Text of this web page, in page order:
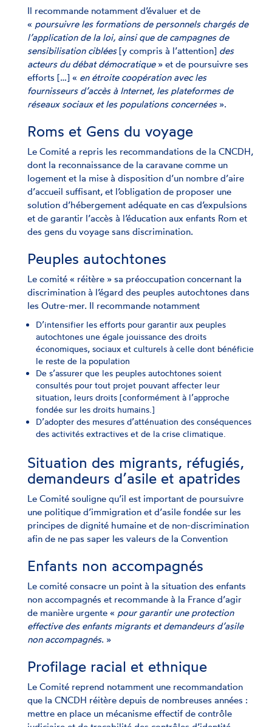
Il recommande notamment d’évaluer et de
« poursuivre les formations de personnels chargés de
l’application de la loi, ainsi que de campagnes de
sensibilisation ciblées[y compris à l’attention] des
acteurs du débat démocratique» et de poursuivre ses
efforts […] « en étroite coopération avec les
fournisseurs d’accès à Internet, les plateformes de
réseaux sociaux et les populations concernées».
Roms et Gens du voyage
Le Comité a repris les recommandations de la CNCDH,
dont la reconnaissance de la caravane comme un
logement et la mise à disposition d’un nombre d’aire
d’accueil suffisant, et l’obligation de proposer une
solution d’hébergement adéquate en cas d’expulsions
et de garantir l’accès à l’éducation aux enfants Rom et
des gens du voyage sans discrimination.
Peuples autochtones
Le comité « réitère » sa préoccupation concernant la
discrimination à l’égard des peuples autochtones dans
les Outre-mer. Il recommande notamment
D’intensifier les efforts pour garantir aux peuples
autochtones une égale jouissance des droits
économiques, sociaux et culturels à celle dont bénéficie
le reste de la population
De s’assurer que les peuples autochtones soient
consultés pour tout projet pouvant affecter leur
situation, leurs droits [conformément à l’approche
fondée sur les droits humains.]
D’adopter des mesures d’atténuation des conséquences
des activités extractives et de la crise climatique.
Situation des migrants, réfugiés,
demandeurs d’asile et apatrides
Le Comité souligne qu’il est important de poursuivre
une politique d’immigration et d’asile fondée sur les
principes de dignité humaine et de non-discrimination
afin de ne pas saper les valeurs de la Convention
Enfants non accompagnés
Le comité consacre un point à la situation des enfants
non accompagnés et recommande à la France d’agir
de manière urgente « pour garantir une protection
effective des enfants migrants et demandeurs d’asile
non accompagnés. »
Profilage racial et ethnique
Le Comité reprend notamment une recommandation
que la CNCDH réitère depuis de nombreuses années :
mettre en place un mécanisme effectif de contrôle